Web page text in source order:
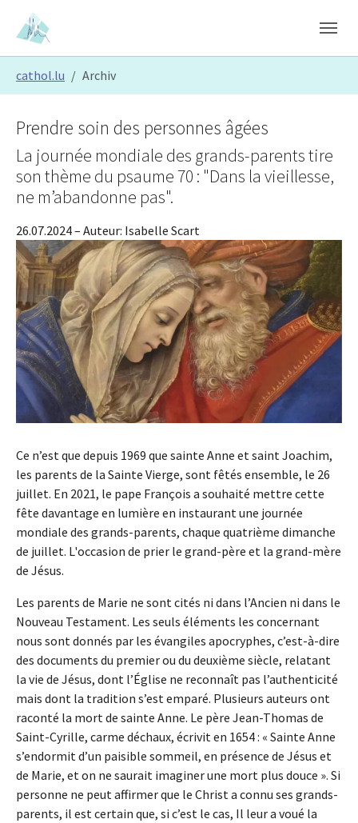
Skip to main content
Skip to page footer
cathol.lu Archiv
Prendre soin des personnes âgées
La journée mondiale des grands-parents tire
son thème du psaume 70 : "Dans la vieillesse,
ne m’abandonne pas".
26.07.2024– Auteur: Isabelle Scart
Ce n’est que depuis 1969 que sainte Anne et saint Joachim,
les parents de la Sainte Vierge, sont fêtés ensemble, le 26
juillet. En 2021, le pape François a souhaité mettre cette
fête davantage en lumière en instaurant une journée
mondiale des grands-parents, chaque quatrième dimanche
de juillet. L'occasion de prier le grand-père et la grand-mère
de Jésus.
Les parents de Marie ne sont cités ni dans l’Ancien ni dans le
Nouveau Testament. Les seuls éléments les concernant
nous sont donnés par les évangiles apocryphes, c’est-à-dire
des documents du premier ou du deuxième siècle, relatant
la vie de Jésus, dont l’Église ne reconnaît pas l’authenticité
mais dont la tradition s’est emparé. Plusieurs auteurs ont
raconté la mort de sainte Anne. Le père Jean-Thomas de
Saint-Cyrille, carme déchaux, écrivit en 1654 : « Sainte Anne
s’endormit d’un paisible sommeil, en présence de Jésus et
de Marie, et on ne saurait imaginer une mort plus douce ». Si
personne ne peut affirmer que le Christ a connu ses grands-
parents, il est certain que, si c’est le cas, Il leur a voué la